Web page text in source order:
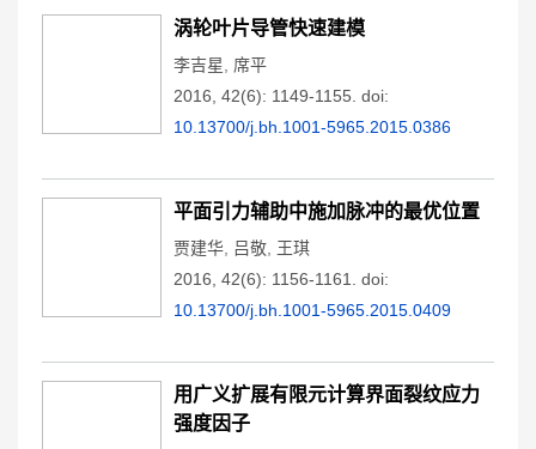
涡轮叶片导管快速建模
李吉星
席平
2016, 42(6): 1149-1155. doi:
10.13700/j.bh.1001-5965.2015.0386
平面引力辅助中施加脉冲的最优位置
贾建华 吕敬 王琪
2016, 42(6): 1156-1161.
doi:
10.13700/j.bh.1001-5965.2015.0409
用广义扩展有限元计算界面裂纹应力
强度因子